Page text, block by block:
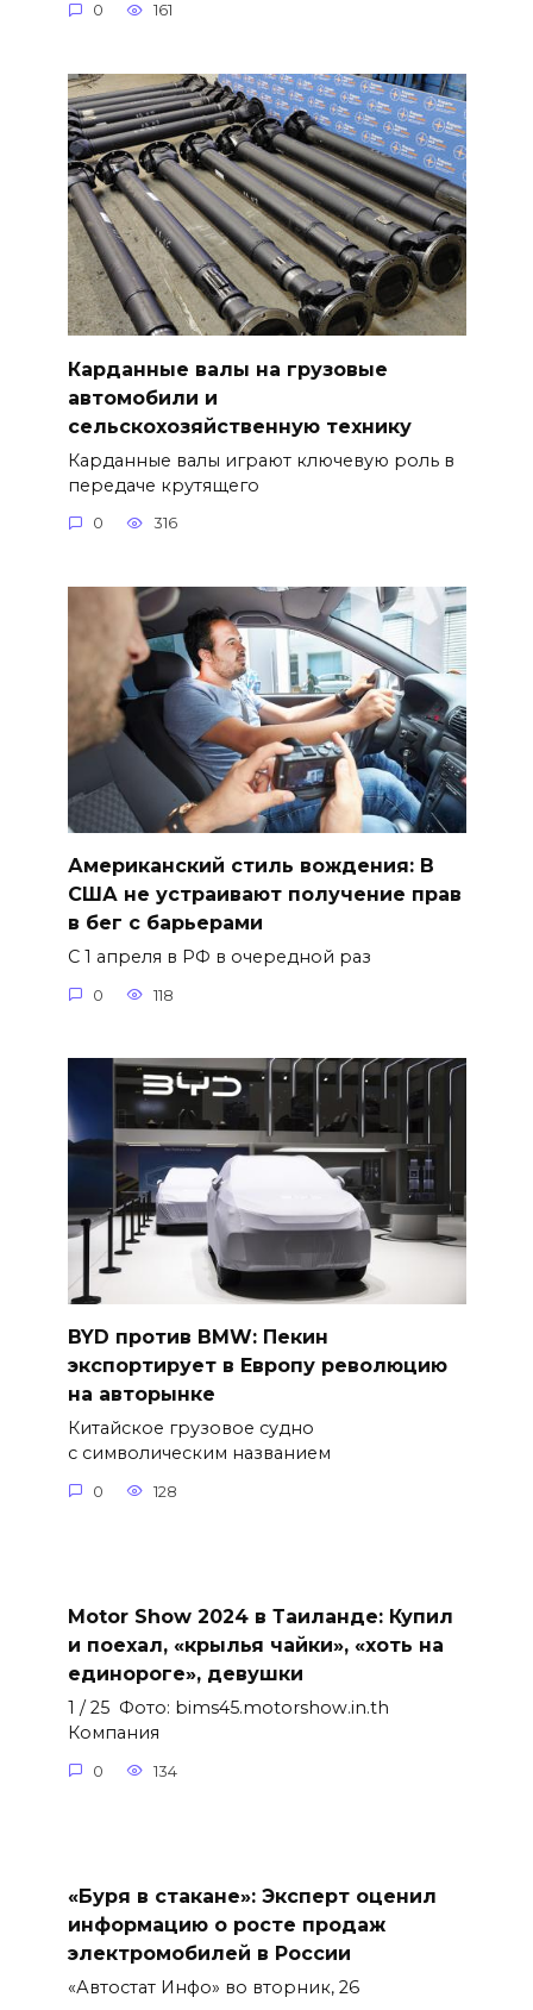
0 161
Карданные валы на грузовые
автомобили и
сельскохозяйственную технику
Карданные валы играют ключевую роль в
передаче крутящего
0 316
Американский стиль вождения: В
США не устраивают получение прав
в бег с барьерами
С 1 апреля в РФ в очередной раз
0 118
BYD против BMW: Пекин
экспортирует в Европу революцию
на авторынке
Китайское грузовое судно
с символическим названием
0 128
Motor Show 2024 в Таиланде: Купил
и поехал, «крылья чайки», «хоть на
единороге», девушки
1 / 25 Фото: bims45.motorshow.in.th
Компания
0 134
«Буря в стакане»: Эксперт оценил
информацию о росте продаж
электромобилей в России
«Автостат Инфо» во вторник, 26